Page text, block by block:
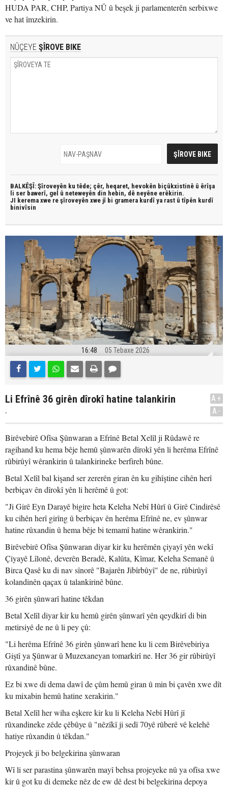
HUDA PAR, CHP, Partiya NÛ û beşek ji parlamenterên serbixwe
ve hat îmzekirin.
NÛÇEYE ŞÎROVE BIKE
BALKÊŞÎ: Şîroveyên ku têde; çêr, heqaret, hevokên biçûkxistinê û êrîşa
li ser bawerî, gel û neteweyên din hebin, dê neyêne erêkirin.
JI kerema xwe re şîroveyên xwe jî bi gramera kurdî ya rast û tîpên kurdî
binivîsin
16:48 05 Tebaxe 2026
Li Efrînê 36 girên dîrokî hatine talankirin
.
A+
A-
Birêvebirê Ofîsa Şûnwaran a Efrînê Betal Xelîl ji Rûdawê re
ragihand ku hema bêje hemû şûnwarên dîrokî yên li herêma Efrînê
rûbirûyî wêrankirin û talankirineke berfireh bûne.
Betal Xelîl bal kişand ser zererên giran ên ku gihîştine cihên herî
berbiçav ên dîrokî yên li herêmê û got:
"Ji Girê Eyn Darayê bigire heta Keleha Nebî Hûrî û Girê Cindirêsê
ku cihên herî girîng û berbiçav ên herêma Efrînê ne, ev şûnwar
hatine rûxandin û hema bêje bi temamî hatine wêrankirin."
Birêvebirê Ofîsa Şûnwaran diyar kir ku herêmên çiyayî yên wekî
Çiyayê Lîlonê, deverên Beradê, Kalûta, Kîmar, Keleha Semanê û
Birca Qasê ku di nav sînorê "Bajarên Jibîrbûyî" de ne, rûbirûyî
kolandinên qaçax û talankirinê bûne.
36 girên şûnwarî hatine têkdan
Betal Xelîl diyar kir ku hemû girên şûnwarî yên qeydkirî di bin
metirsiyê de ne û li pey çû:
"Li herêma Efrînê 36 girên şûnwarî hene ku li cem Birêvebiriya
Giştî ya Şûnwar û Muzexaneyan tomarkirî ne. Her 36 gir rûbirûyî
rûxandinê bûne.
Ez bi xwe di dema dawî de çûm hemû giran û min bi çavên xwe dît
ku mixabin hemû hatine xerakirin."
Betal Xelîl her wiha eşkere kir ku li Keleha Nebî Hûrî jî
rûxandineke zêde çêbûye û "nêzîkî ji sedî 70yê rûberê vê kelehê
hatiye rûxandin û têkdan."
Projeyek ji bo belgekirina şûnwaran
Wî li ser parastina şûnwarên mayî behsa projeyeke nû ya ofîsa xwe
kir û got ku di demeke nêz de ew dê dest bi belgekirina depoya